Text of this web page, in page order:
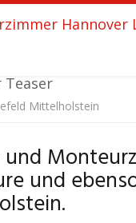
Mittelholstein
und
und